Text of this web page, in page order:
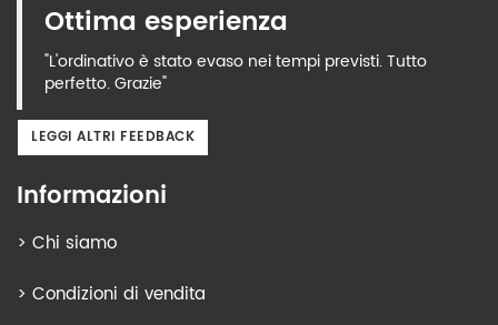
Ottima esperienza
"L'ordinativo è stato evaso nei tempi previsti. Tutto
perfetto. Grazie"
LEGGI ALTRI FEEDBACK
Informazioni
> Chi siamo
> Condizioni di vendita